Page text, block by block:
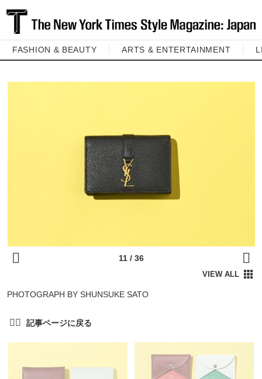
FASHION & BEAUTY ARTS & ENTERTAINMENT
PHOTOGRAPH BY SHUNSUKE SATO